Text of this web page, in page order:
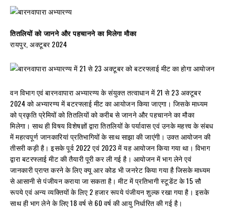
तितलियों को जानने और पहचानने का मिलेगा मौका
रायपुर, अक्टूबर 2024
वन विभाग एवं बारनवापारा अभ्यारण्य के संयुक्त तत्वाधान में 21 से 23 अक्टूबर
2024 को अभ्यारण्य में बटरफ्लाई मीट का आयोजन किया जाएगा। जिसके माध्यम
को प्रकृति प्रेमियों को तितलियों को करीब से जानने और पहचानने का मौका
मिलेगा। साथ ही विषय विशेषज्ञों द्वारा तितलियों के पर्यावास एवं उनके महत्त्व के संबध
में महत्वपूर्ण जानकारियां प्रतिभागियों के साथ साझा की जाएंगी। उक्त आयोजन की
तीसरी कड़ी है। इसके पूर्व 2022 एवं 2023 में यह आयोजन किया गया था। विभाग
द्वारा बटरफ्लाई मीट की तैयारी पूरी कर ली गई है। आयोजन में भाग लेने एवं
जानकारी प्राप्त करने के लिए क्यू आर कोड भी जनरेट किया गया है जिसके माध्यम
से आसानी से पंजीयन कराया जा सकता है। मीट में प्रतिभागी स्टूडेंट के 15 सौ
रूपये एवं अन्य व्यक्तियों के लिए 2 हजार रूपये पंजीयन शुल्क रखा गया है। इसके
साथ ही भाग लेने के लिए 18 वर्ष से 60 वर्ष की आयु निर्धारित की गई है।